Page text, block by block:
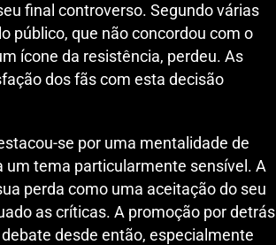
final controverso. Segundo várias
público, que não concordou com o
ícone da resistência, perdeu. As
dos fãs com esta decisão
se por uma mentalidade de
um tema particularmente sensível. A
perda como uma aceitação do seu
as críticas. A promoção por detrás
desde então, especialmente